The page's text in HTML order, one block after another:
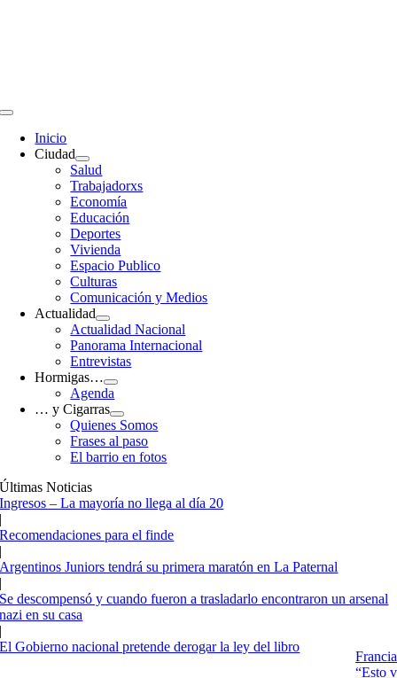
Toggle
Navigation
Inicio
Ciudad
Salud
Trabajadorxs
Economía
Educación
Deportes
Vivienda
Espacio Publico
Culturas
Comunicación y Medios
Actualidad
Actualidad Nacional
Panorama Internacional
Entrevistas
Hormigas…
Agenda
… y Cigarras
Quienes Somos
Frases al paso
El barrio en fotos
Últimas Noticias
Ingresos – La mayoría no llega al día 20
|
Recomendaciones para el finde
|
Argentinos Juniors tendrá su primera maratón en La Paternal
|
Se descompensó y cuando fueron a trasladarlo encontraron un arsenal
nazi en su casa
|
El Gobierno nacional pretende derogar la ley del libro
“Esto